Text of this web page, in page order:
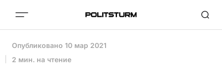
Опубликовано 10 мар 2021
2 мин. на чтение